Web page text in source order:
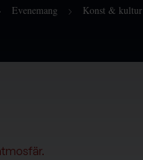
Evenemang Konst & kultur